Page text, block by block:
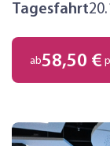
Tagesfahrt
ab58,50 €